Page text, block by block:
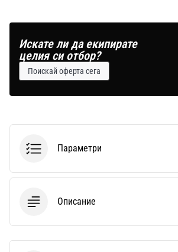
Искате ли да екипирате
целия си отбор?
Поискай оферта сега
Параметри
Описание